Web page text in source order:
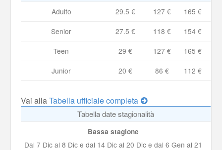
Adulto 29.5 € 127 €
165 €
Senior
27.5 € 118 €
154 €
Teen
29 € 127 €
165 €
Junior
20 € 86 € 112 €
Vai allaTabella ufficiale completa
Tabella date stagionalità
Bassa stagione
Dal 7 Dic al 8 Dic e dal 14 Dic al 20 Dic e dal 6 Gen al 21